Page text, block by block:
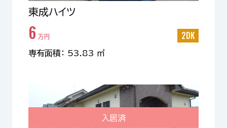
東成ハイツ
6 万円 2DK
専有面積： 53.83 ㎡
入居済